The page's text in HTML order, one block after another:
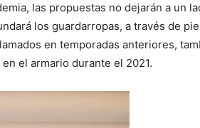
las propuestas no dejarán a un
los guardarropas, a través de
en temporadas anteriores,
el armario durante el 2021.